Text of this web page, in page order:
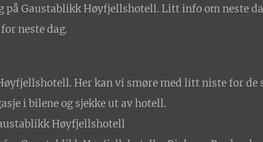
på Gaustablikk Høyfjellshotell. Litt info om neste
neste dag.
Her kan vi smøre med litt niste for de
i bilene og sjekke ut av hotell.
Høyfjellshotell